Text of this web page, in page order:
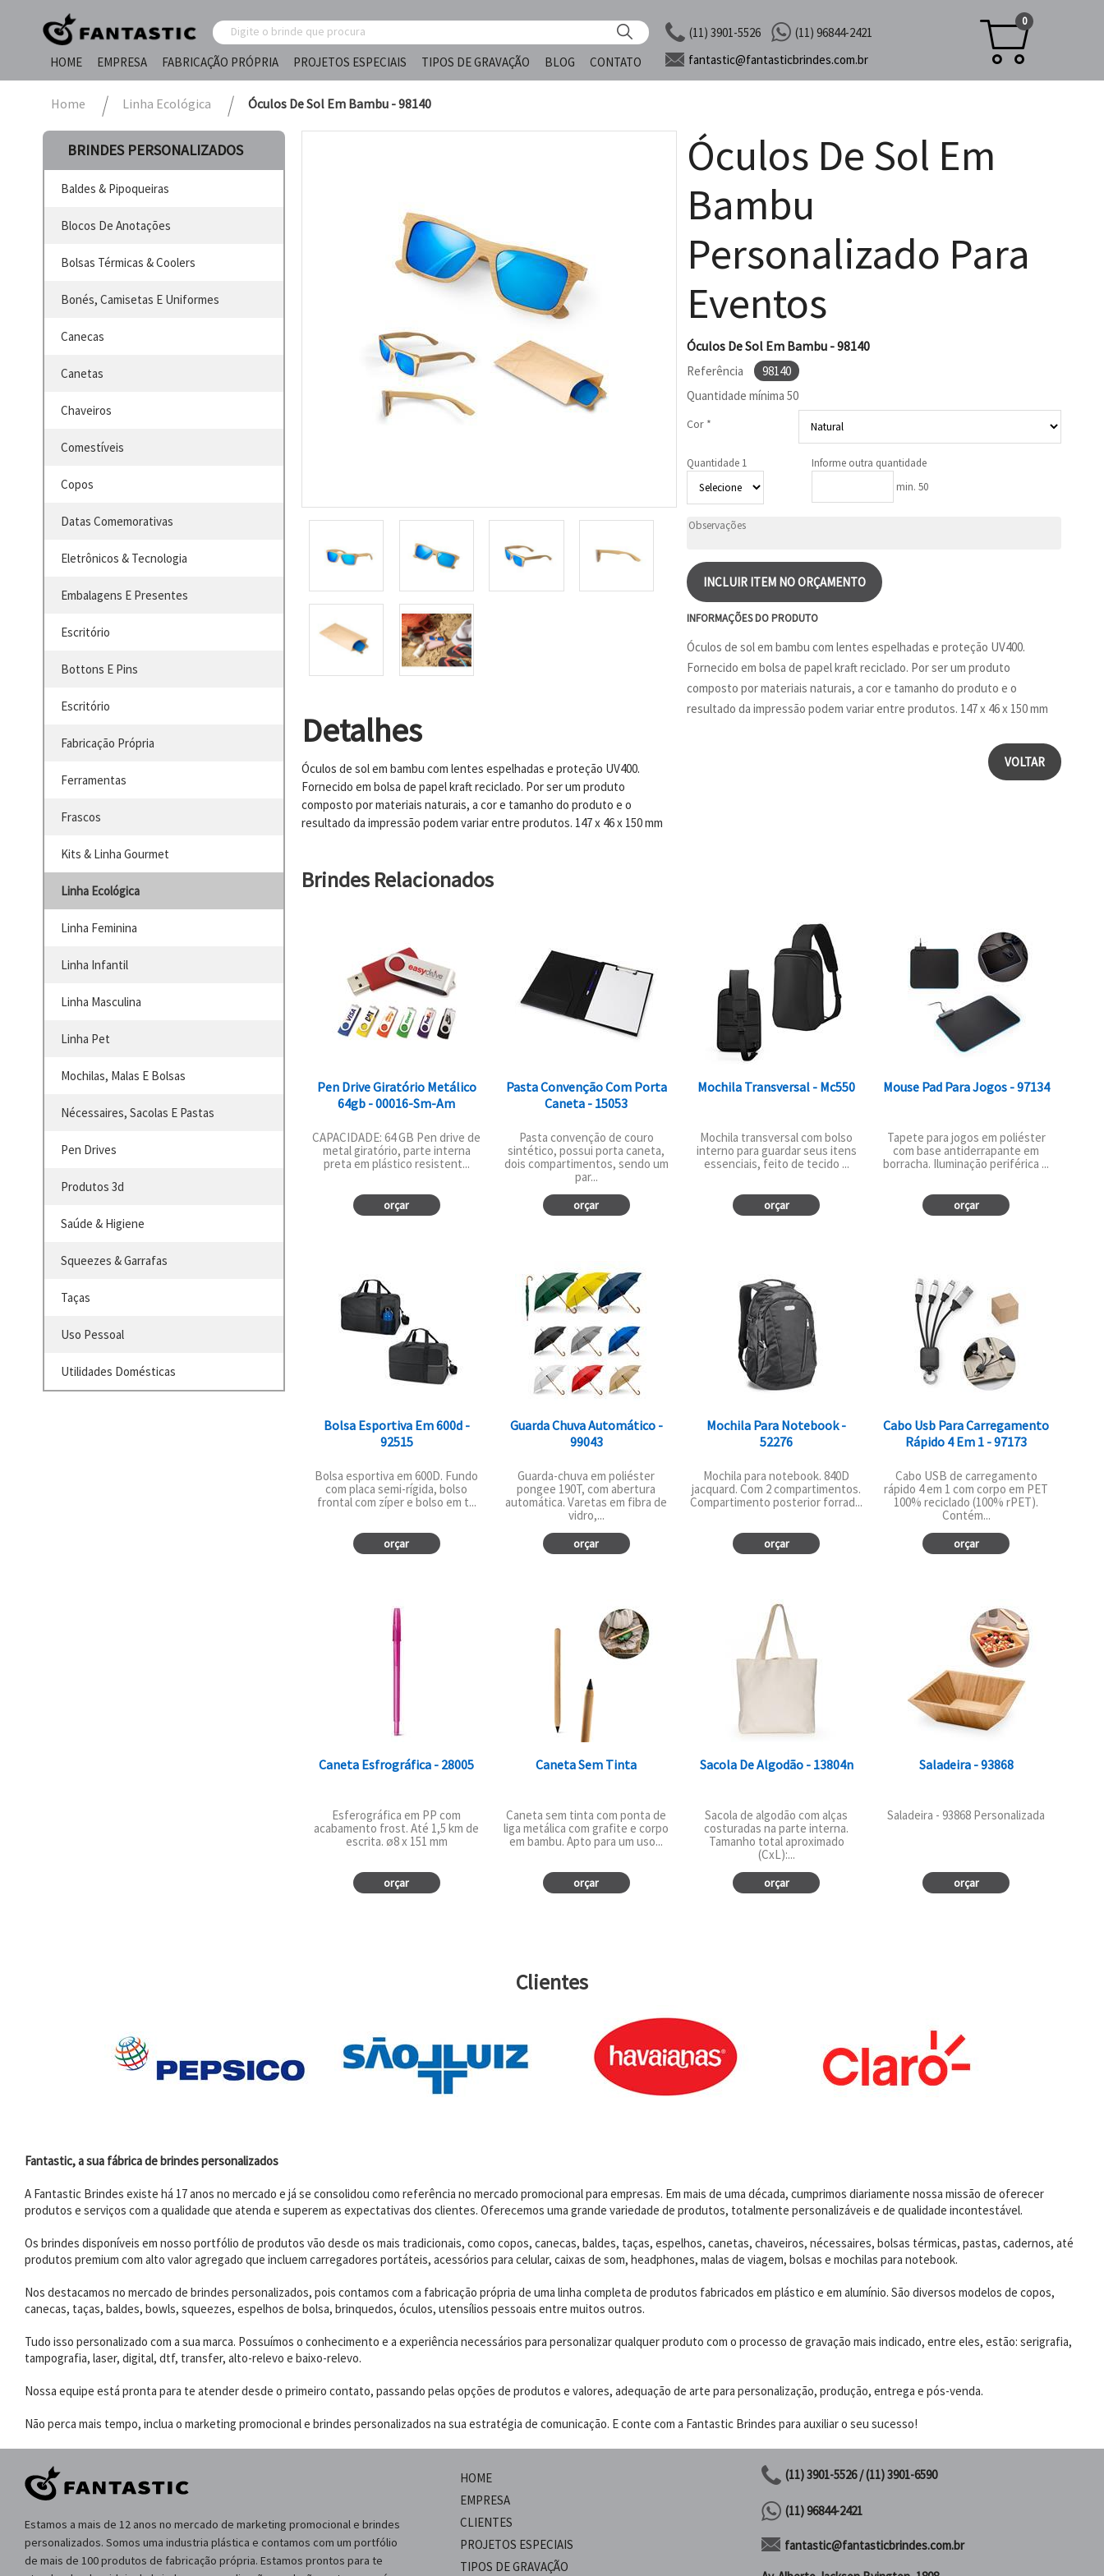
(11) 3901-5526
(11) 96844-2421
HOME
EMPRESA FABRICAÇÃO PRÓPRIA PROJETOS ESPECIAIS TIPOS DE GRAVAÇÃO BLOG CONTATO fantastic@fantasticbrindes.com.br
0
Home Linha Ecológica Óculos De Sol Em Bambu - 98140
BRINDES PERSONALIZADOS
Baldes & Pipoqueiras
Blocos De Anotações
Bolsas Térmicas & Coolers
Bonés, Camisetas E Uniformes
Canecas
Canetas
Chaveiros
Comestíveis
Copos
Datas Comemorativas
Eletrônicos & Tecnologia
Embalagens E Presentes
Escritório
Bottons E Pins
Escritório
Fabricação Própria
Ferramentas
Frascos
Kits & Linha Gourmet
Linha Ecológica
Linha Feminina
Linha Infantil
Linha Masculina
Linha Pet
Mochilas, Malas E Bolsas
Nécessaires, Sacolas E Pastas
Pen Drives
Produtos 3d
Saúde & Higiene
Squeezes & Garrafas
Taças
Uso Pessoal
Utilidades Domésticas
Detalhes
Óculos de sol em bambu com lentes espelhadas e proteção UV400.
Fornecido em bolsa de papel kraft reciclado. Por ser um produto
composto por materiais naturais, a cor e tamanho do produto e o
resultado da impressão podem variar entre produtos. 147 x 46 x 150 mm
Óculos De Sol Em
Bambu
Personalizado Para
Eventos
Óculos De Sol Em Bambu - 98140
Referência
98140
Quantidade mínima 50
Cor *
Quantidade 1
Informe outra quantidade
min. 50
INCLUIR ITEM NO ORÇAMENTO
INFORMAÇÕES DO PRODUTO
Óculos de sol em bambu com lentes espelhadas e proteção UV400.
Fornecido em bolsa de papel kraft reciclado. Por ser um produto
composto por materiais naturais, a cor e tamanho do produto e o
resultado da impressão podem variar entre produtos. 147 x 46 x 150 mm
VOLTAR
Brindes Relacionados
Pen Drive Giratório Metálico
64gb - 00016-Sm-Am
CAPACIDADE: 64 GB Pen drive de
metal giratório, parte interna
preta em plástico resistent...
orçar
Pasta Convenção Com Porta
Caneta - 15053
Pasta convenção de couro
sintético, possui porta caneta,
dois compartimentos, sendo um
par...
orçar
Mochila Transversal - Mc550
Mochila transversal com bolso
interno para guardar seus itens
essenciais, feito de tecido ...
orçar
Mouse Pad Para Jogos - 97134
Tapete para jogos em poliéster
com base antiderrapante em
borracha. Iluminação periférica ...
orçar
Bolsa Esportiva Em 600d -
92515
Bolsa esportiva em 600D. Fundo
com placa semi-rígida, bolso
frontal com zíper e bolso em t...
orçar
Guarda Chuva Automático -
99043
Guarda-chuva em poliéster
pongee 190T, com abertura
automática. Varetas em fibra de
vidro,...
orçar
Mochila Para Notebook -
52276
Mochila para notebook. 840D
jacquard. Com 2 compartimentos.
Compartimento posterior forrad...
orçar
Cabo Usb Para Carregamento
Rápido 4 Em 1 - 97173
Cabo USB de carregamento
rápido 4 em 1 com corpo em PET
100% reciclado (100% rPET).
Contém...
orçar
Caneta Esfrográfica - 28005
Esferográfica em PP com
acabamento frost. Até 1,5 km de
escrita. ø8 x 151 mm
orçar
Caneta Sem Tinta
Caneta sem tinta com ponta de
liga metálica com grafite e corpo
em bambu. Apto para um uso...
orçar
Sacola De Algodão - 13804n
Sacola de algodão com alças
costuradas na parte interna.
Tamanho total aproximado
(CxL):...
orçar
Saladeira - 93868
Saladeira - 93868 Personalizada
orçar
Clientes
Fantastic, a sua fábrica de brindes personalizados
A Fantastic Brindes existe há 17 anos no mercado e já se consolidou como referência no mercado promocional para empresas. Em mais de uma década, cumprimos diariamente nossa missão de oferecer
produtos e serviços com a qualidade que atenda e superem as expectativas dos clientes. Oferecemos uma grande variedade de produtos, totalmente personalizáveis e de qualidade incontestável.
Os brindes disponíveis em nosso portfólio de produtos vão desde os mais tradicionais, como copos, canecas, baldes, taças, espelhos, canetas, chaveiros, nécessaires, bolsas térmicas, pastas, cadernos, até
produtos premium com alto valor agregado que incluem carregadores portáteis, acessórios para celular, caixas de som, headphones, malas de viagem, bolsas e mochilas para notebook.
Nos destacamos no mercado de brindes personalizados, pois contamos com a fabricação própria de uma linha completa de produtos fabricados em plástico e em alumínio. São diversos modelos de copos,
canecas, taças, baldes, bowls, squeezes, espelhos de bolsa, brinquedos, óculos, utensílios pessoais entre muitos outros.
Tudo isso personalizado com a sua marca. Possuímos o conhecimento e a experiência necessários para personalizar qualquer produto com o processo de gravação mais indicado, entre eles, estão: serigrafia,
tampografia, laser, digital, dtf, transfer, alto-relevo e baixo-relevo.
Nossa equipe está pronta para te atender desde o primeiro contato, passando pelas opções de produtos e valores, adequação de arte para personalização, produção, entrega e pós-venda.
Não perca mais tempo, inclua o marketing promocional e brindes personalizados na sua estratégia de comunicação. E conte com a Fantastic Brindes para auxiliar o seu sucesso!
Estamos a mais de 12 anos no mercado de marketing promocional e brindes
personalizados. Somos uma industria plástica e contamos com um portfólio
de mais de 100 produtos de fabricação própria. Estamos prontos para te
HOME
EMPRESA
CLIENTES
PROJETOS ESPECIAIS
TIPOS DE GRAVAÇÃO
(11) 3901-5526 / (11) 3901-6590
(11) 96844-2421
fantastic@fantasticbrindes.com.br